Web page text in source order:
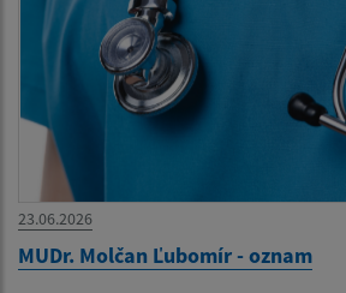
23.06.2026
MUDr. Molčan Ľubomír - oznam